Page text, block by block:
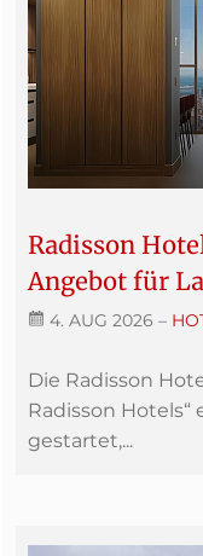
Radisson
Angebot für
4. AUG 2026 –
Die Radisson
Radisson
gestartet,...